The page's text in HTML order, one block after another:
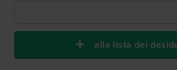
alla lista dei